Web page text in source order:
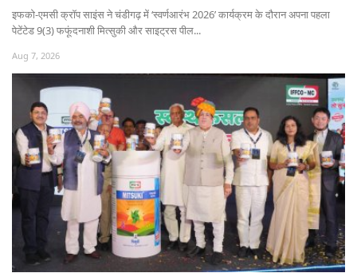
इफको-एमसी क्रॉप साइंस ने चंडीगढ़ में ‘स्वर्णआरंभ 2026’ कार्यक्रम के दौरान अपना पहला
पेटेंटेड 9(3) फफूंदनाशी मित्सुकी और साइट्रस पील...
Aug 7, 2026